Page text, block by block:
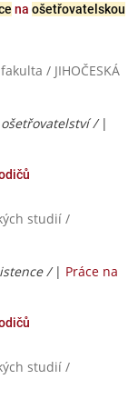
na ošetřovatelskou
/ JIHOČESKÁ
/ |
studií /
/ | Práce na
studií /